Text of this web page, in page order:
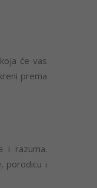
će vas
prema
i razuma.
porodicu i